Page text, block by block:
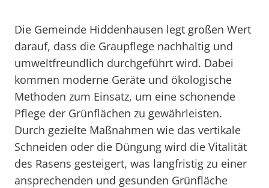
Die Gemeinde Hiddenhausen legt großen Wert
darauf, dass die Graupflege nachhaltig und
umweltfreundlich durchgeführt wird. Dabei
kommen moderne Geräte und ökologische
Methoden zum Einsatz, um eine schonende
Pflege der Grünflächen zu gewährleisten.
Durch gezielte Maßnahmen wie das vertikale
Schneiden oder die Düngung wird die Vitalität
des Rasens gesteigert, was langfristig zu einer
ansprechenden und gesunden Grünfläche